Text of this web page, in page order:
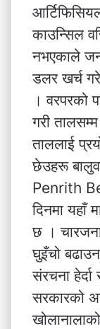
काउन्सिल
नभएकाले
डलर खर्च
। वरपरको
गरी तालसम्म
ताललाई
छेउहरू
Penrith
दिनमा यहाँ
छ । चारजना
घुइँचो
संरचना
सरकारको